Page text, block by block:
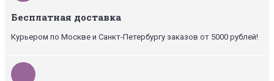
Бесплатная доставка
Курьером по Москве и Санкт-Петербургу заказов от 5000 рублей!